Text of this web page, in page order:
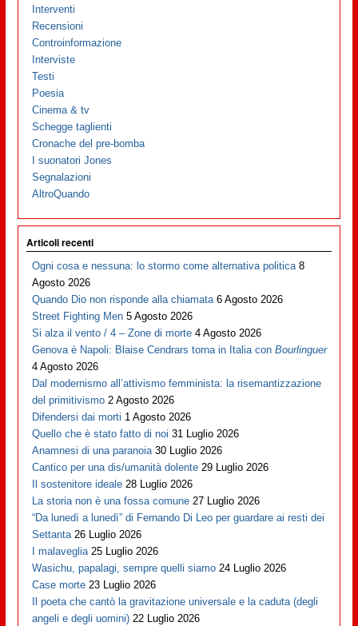
Interventi
Recensioni
Controinformazione
Interviste
Testi
Poesia
Cinema & tv
Schegge taglienti
Cronache del pre-bomba
I suonatori Jones
Segnalazioni
AltroQuando
Articoli recenti
Ogni cosa e nessuna: lo stormo come alternativa politica 8
Agosto 2026
Quando Dio non risponde alla chiamata 6 Agosto 2026
Street Fighting Men 5 Agosto 2026
Si alza il vento / 4 – Zone di morte 4 Agosto 2026
Genova è Napoli: Blaise Cendrars torna in Italia conBourlinguer
4 Agosto 2026
Dal modernismo all’attivismo femminista: la risemantizzazione
del primitivismo 2 Agosto 2026
Difendersi dai morti 1 Agosto 2026
Quello che è stato fatto di noi 31 Luglio 2026
Anamnesi di una paranoia 30 Luglio 2026
Cantico per una dis/umanità dolente 29 Luglio 2026
Il sostenitore ideale 28 Luglio 2026
La storia non è una fossa comune 27 Luglio 2026
“Da lunedì a lunedì” di Fernando Di Leo per guardare ai resti dei
Settanta 26 Luglio 2026
I malaveglia 25 Luglio 2026
Wasichu, papalagi, sempre quelli siamo 24 Luglio 2026
Case morte 23 Luglio 2026
Il poeta che cantò la gravitazione universale e la caduta (degli
angeli e degli uomini) 22 Luglio 2026